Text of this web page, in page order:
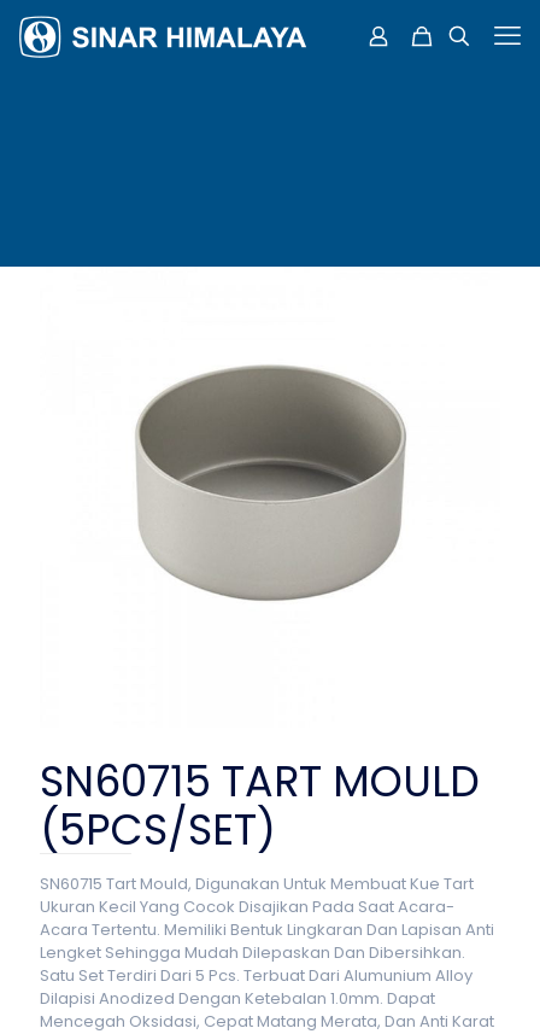
SN60715 TART MOULD
(5PCS/SET)
SN60715 Tart Mould, Digunakan Untuk Membuat Kue Tart
Ukuran Kecil Yang Cocok Disajikan Pada Saat Acara-
Acara Tertentu. Memiliki Bentuk Lingkaran Dan Lapisan Anti
Lengket Sehingga Mudah Dilepaskan Dan Dibersihkan.
Satu Set Terdiri Dari 5 Pcs. Terbuat Dari Alumunium Alloy
Dilapisi Anodized Dengan Ketebalan 1.0mm. Dapat
Mencegah Oksidasi, Cepat Matang Merata, Dan Anti Karat